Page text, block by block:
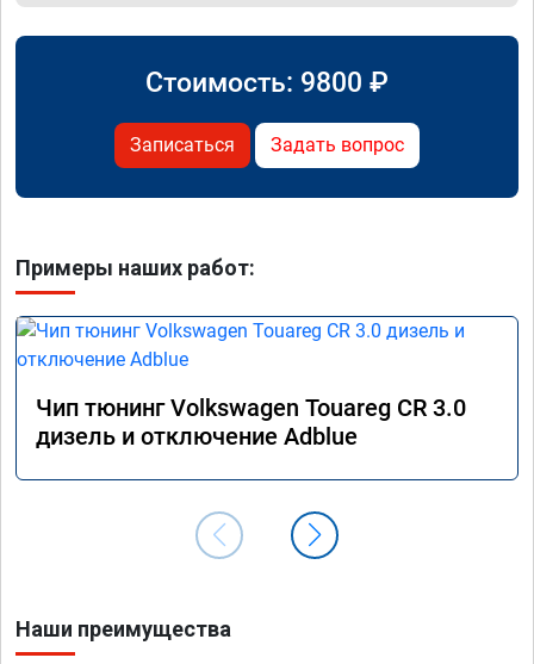
Стоимость: 9800 ₽
Записаться Задать вопрос
Примеры наших работ:
Чип тюнинг Volkswagen Touareg CR 3.0
дизель и отключение Adblue
Наши преимущества